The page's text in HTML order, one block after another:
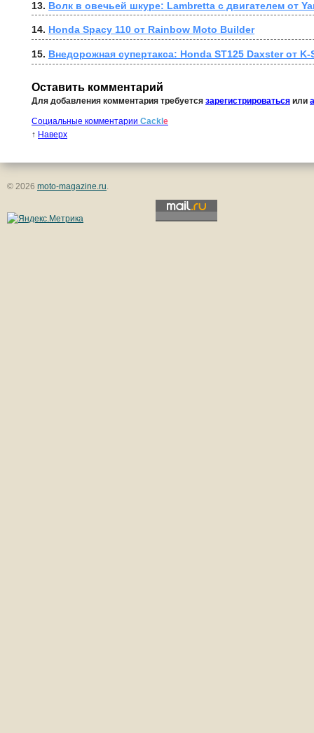
13. Волк в овечьей шкуре: Lambretta с двигателем от
14. Honda Spacy 110 от Rainbow Moto Builder
15. Внедорожная супертакса: Honda ST125 Daxster от K-
Оставить комментарий
Для добавления комментария требуется зарегистрироваться или
Социальные комментарии Cackle
↑ Наверх
© 2026 moto-magazine.ru.